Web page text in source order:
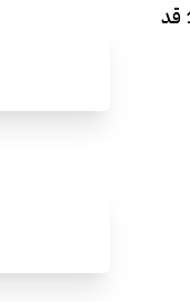
مايكروسوفت تعترف بخلل في ويندوز 11 قد